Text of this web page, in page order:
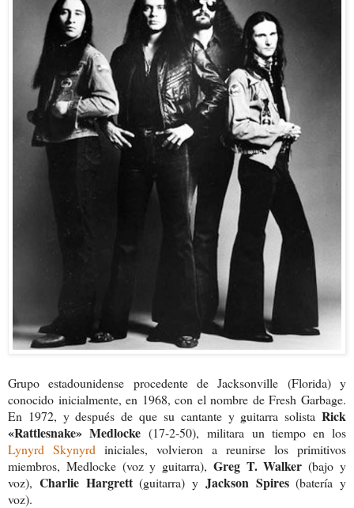
Grupo estadounidense procedente de Jacksonville (Florida) y
conocido inicialmente, en 1968, con el nombre de Fresh Garbage.
En 1972, y después de que su cantante y guitarra solista Rick
«Rattlesnake» Medlocke(17-2-50), militara un tiempo en los
Lynyrd Skynyrd iniciales, volvieron a reunirse los primitivos
miembros, Medlocke (voz y guitarra), Greg T. Walker (bajo y
voz), Charlie Hargrett(guitarra) y Jackson Spires(batería y
voz).